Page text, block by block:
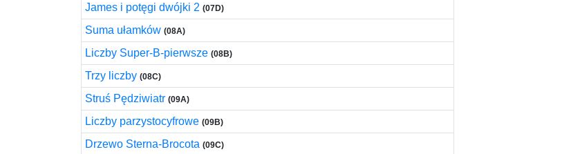
James i potęgi dwójki 2 (07D)
Suma ułamków (08A)
Liczby Super-B-pierwsze (08B)
Trzy liczby (08C)
Struś Pędziwiatr (09A)
Liczby parzystocyfrowe (09B)
Drzewo Sterna-Brocota (09C)